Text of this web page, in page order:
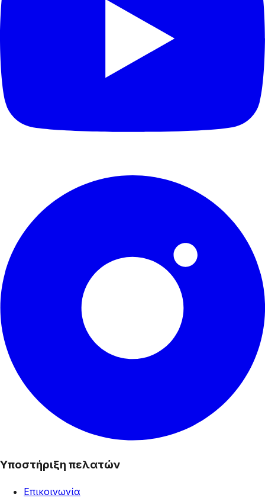
Υποστήριξη πελατών
Επικοινωνία